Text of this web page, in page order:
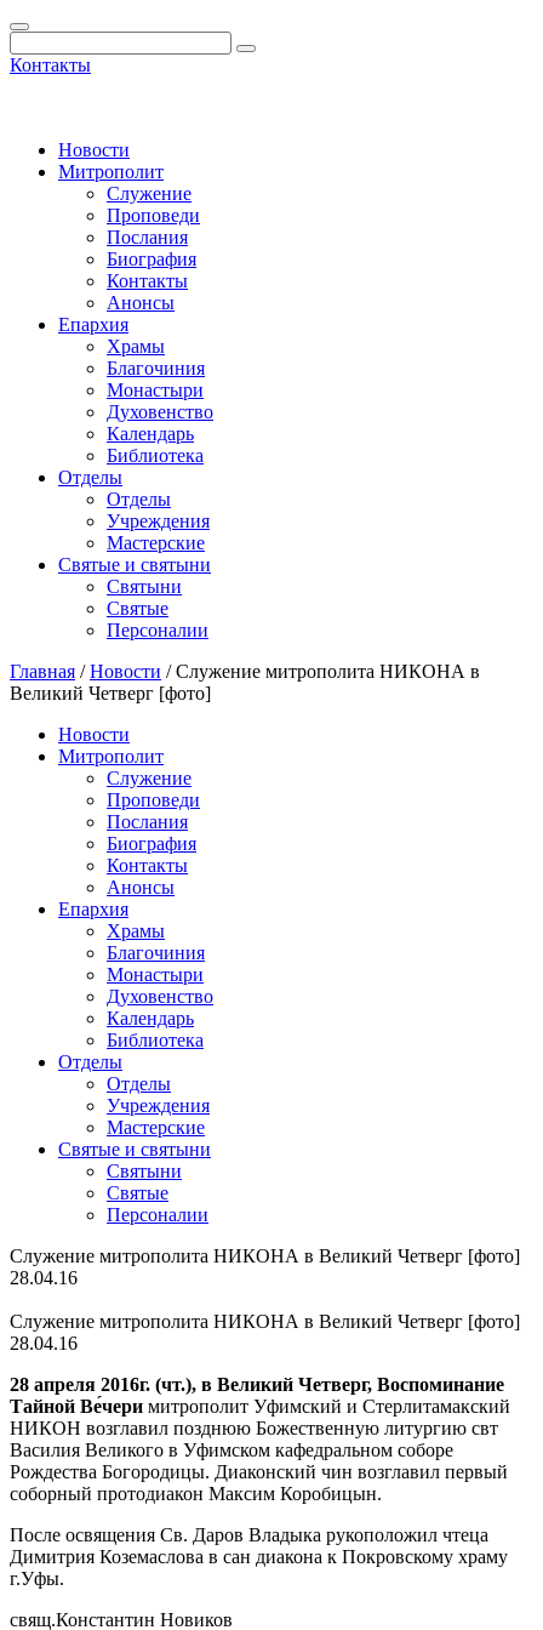
Контакты
Новости
Митрополит
Служение
Проповеди
Послания
Биография
Контакты
Анонсы
Епархия
Храмы
Благочиния
Монастыри
Духовенство
Календарь
Библиотека
Отделы
Отделы
Учреждения
Мастерские
Святые и святыни
Cвятыни
Cвятые
Персоналии
Главная /Новости /Служение митрополита НИКОНА в
Великий Четверг [фото]
Новости
Митрополит
Служение
Проповеди
Послания
Биография
Контакты
Анонсы
Епархия
Храмы
Благочиния
Монастыри
Духовенство
Календарь
Библиотека
Отделы
Отделы
Учреждения
Мастерские
Святые и святыни
Cвятыни
Cвятые
Персоналии
Служение митрополита НИКОНА в Великий Четверг [фото]
28.04.16
Служение митрополита НИКОНА в Великий Четверг [фото]
28.04.16
28 апреля 2016г. (чт.), в Великий Четверг, Воспоминание
Тайной Ве́чери митрополит Уфимский и Стерлитамакский
НИКОН возглавил позднюю Божественную литургию свт
Василия Великого в Уфимском кафедральном соборе
Рождества Богородицы. Диаконский чин возглавил первый
соборный протодиакон Максим Коробицын.
После освящения Св. Даров Владыка рукоположил чтеца
Димитрия Коземаслова в сан диакона к Покровскому храму
г.Уфы.
свящ.Константин Новиков